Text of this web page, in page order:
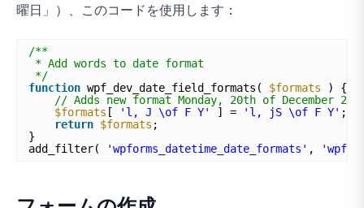
曜日」）、このコードを使用します：
/**
* Add words to date format
*/
function wpf_dev_date_field_formats( $formats
) {
// Adds new format Monday, 20th of December
$formats [ 'l, J \of F Y' ] = 'l, jS \of F Y' ;
return $formats ;
}
add_filter(
'wpforms_datetime_date_formats' ,